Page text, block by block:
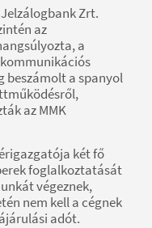
Zrt.
az
a
beszámolt a spanyol
az MMK
két fő
foglalkoztatását
végeznek,
nem kell a cégnek
adót.